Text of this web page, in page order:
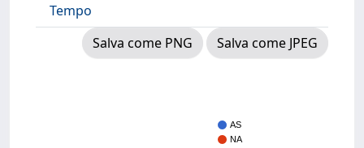
Tempo
Salva come PNG
Salva come JPEG
AS
NA